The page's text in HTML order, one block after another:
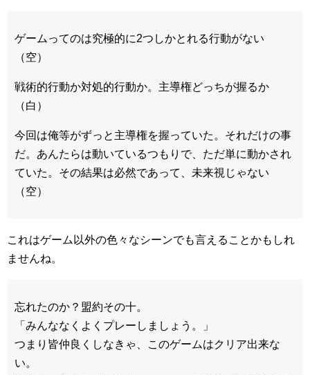
ゲームってのは究極的に2つしかとれる行動がない
（空）
戦術的行動か対処的行動か。主導権どっちが握るか
（白）
今回は俺等がずっと主導権を握っていた。それだけの事
だ。あんたらは動いているつもりで、ただ単に動かされ
ていた。その結果は必然であって、未来視じゃない
（空）
これはゲーム以外の色々なシーンでも言えることかもしれ
ませんね。
忘れたのか？盟約その十。
「みんななくよくプレーしましょう。」
つまり皆仲良くしなきゃ、このゲームはクリア出来な
い。